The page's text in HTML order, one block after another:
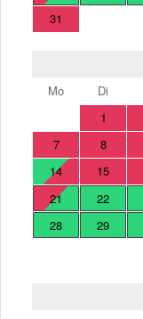
31
Mo
Di
1
7
8
14
15
21
22
28
29